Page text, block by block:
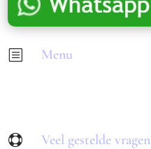
b Menu
 Veel gestelde vragen